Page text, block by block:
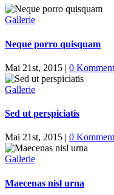
Gallerie
Neque porro quisquam
Mai 21st, 2015 | 0
Gallerie
Sed ut perspiciatis
Mai 21st, 2015 | 0
Gallerie
Maecenas nisl urna